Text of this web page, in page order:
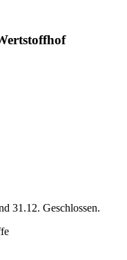
31.12. Geschlossen.